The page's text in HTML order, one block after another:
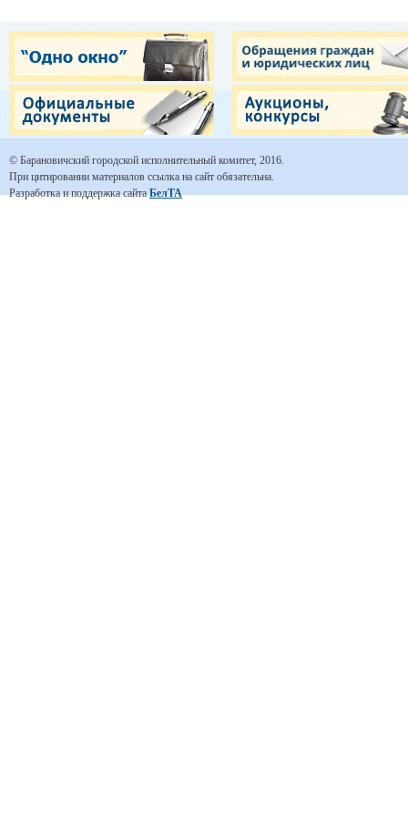
© Барановичский городской исполнительный комитет, 2016.
При цитировании материалов ссылка на сайт обязательна.
Разработка и поддержка сайтаБелТА